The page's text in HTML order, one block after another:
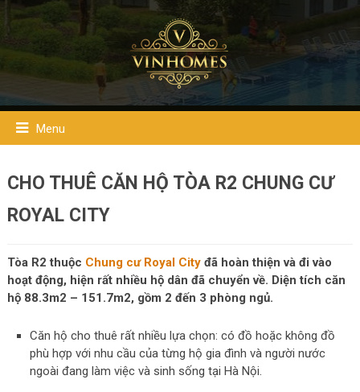
Menu
CHO THUÊ CĂN HỘ TÒA R2 CHUNG CƯ
ROYAL CITY
Tòa R2 thuộc Chung cư Royal Cityđã hoàn thiện và đi vào
hoạt động, hiện rất nhiều hộ dân đã chuyển về. Diện tích căn
hộ 88.3m2 – 151.7m2, gồm 2 đến 3 phòng ngủ.
Căn hộ cho thuê rất nhiều lựa chọn: có đồ hoặc không đồ
phù hợp với nhu cầu của từng hộ gia đình và người nước
ngoài đang làm việc và sinh sống tại Hà Nội.